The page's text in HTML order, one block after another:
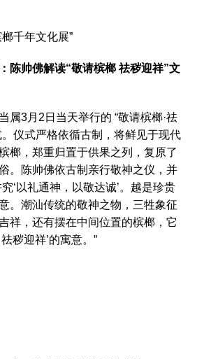
千年文化展”
陈帅佛解读“敬请槟榔 祛秽迎祥”文
属3月2日当天举行的 “敬请槟榔·祛
仪式严格依循古制，将鲜见于现代
，郑重归置于供果之列，复原了
。陈帅佛依古制亲行敬神之仪，并
‘以礼通神，以敬达诚’。越是珍贵
。潮汕传统的敬神之物，三牲象征
祥，还有摆在中间位置的槟榔，它
秽迎祥’的寓意。”